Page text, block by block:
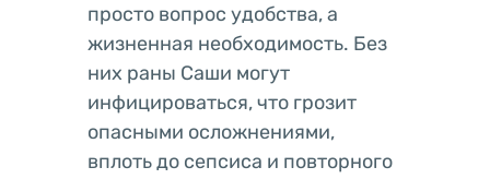
просто вопрос удобства, а
жизненная необходимость. Без
них раны Саши могут
инфицироваться, что грозит
опасными осложнениями,
вплоть до сепсиса и повторного